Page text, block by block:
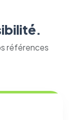
références